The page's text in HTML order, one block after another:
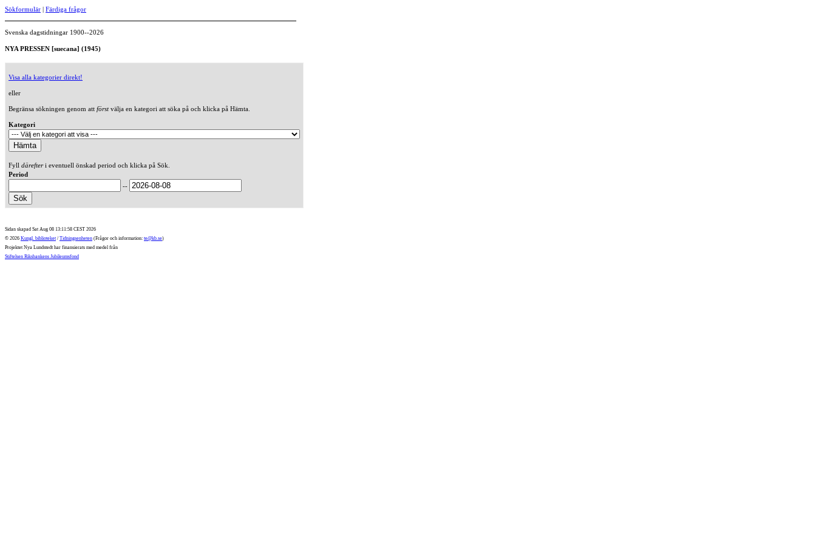
Sökformulär | Färdiga frågor
Svenska dagstidningar 1900--2026
NYA PRESSEN [suecana] (1945)
Visa alla kategorier direkt!
eller
Begränsa sökningen genom att förstvälja en kategori att söka på och klicka på Hämta.
Kategori
Fyll därefteri eventuell önskad period och klicka på Sök.
Period
--
Sidan skapad Sat Aug 08 13:11:58 CEST 2026
© 2026 Kungl. biblioteket / Tidningsenheten (Frågor och information: te@kb.se)
Projektet Nya Lundstedt har finansierats med medel från
Stiftelsen Riksbankens Jubileumsfond